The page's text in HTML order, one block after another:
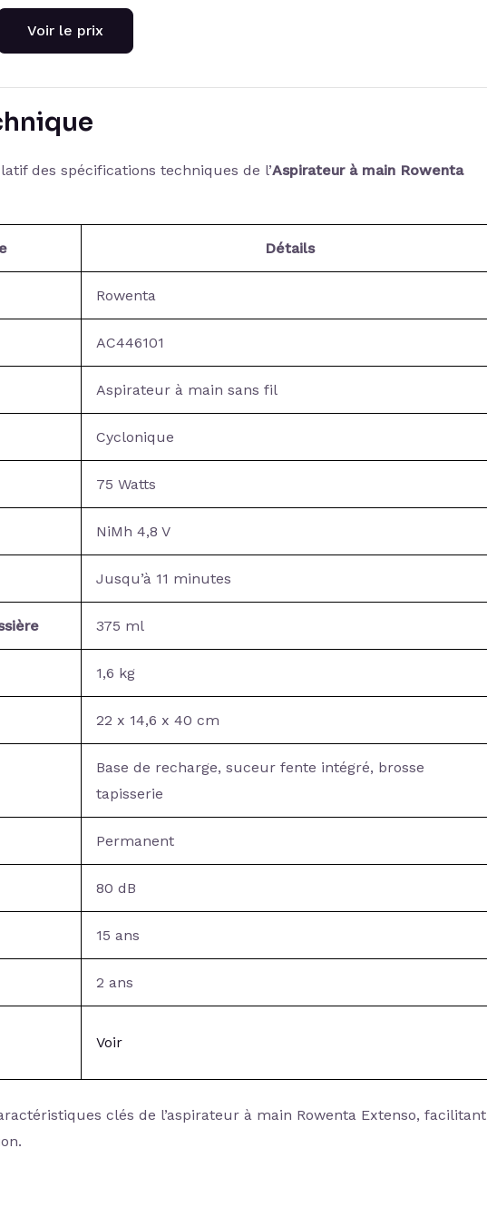
Voir le prix
des spécifications techniques de l’Aspirateur à main Rowenta
Détails
Rowenta
AC446101
Aspirateur à main sans fil
Cyclonique
75 Watts
NiMh 4,8 V
Jusqu’à 11 minutes
375 ml
1,6 kg
22 x 14,6 x 40 cm
Base de recharge, suceur fente intégré, brosse
tapisserie
Permanent
80 dB
15 ans
2 ans
Voir
clés de l’aspirateur à main Rowenta Extenso, facilitant